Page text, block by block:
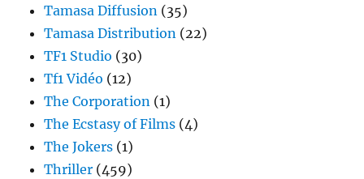
Tamasa Diffusion (35)
Tamasa Distribution (22)
TF1 Studio (30)
Tf1 Vidéo (12)
The Corporation (1)
The Ecstasy of Films (4)
The Jokers (1)
Thriller (459)